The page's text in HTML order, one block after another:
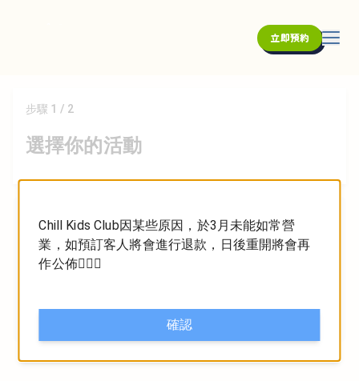
立即預約
步驟 1 / 2
選擇你的活動
購物車
小計
合計
免費
Chill Kids Club因某些原因，於3月未能如常營
業，如預訂客人將會進行退款，日後重開將會再
作公佈🙇🏻‍♂️
確認